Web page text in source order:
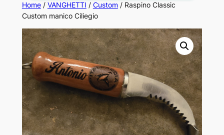
Home/ VANGHETTI / Custom/ Raspino Classic
Custom manico Ciliegio